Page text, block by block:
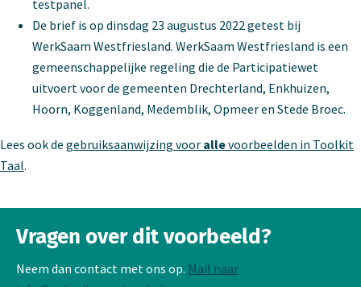
testpanel.
De brief is op dinsdag 23 augustus 2022 getest bij
WerkSaam Westfriesland. WerkSaam Westfriesland is een
gemeenschappelijke regeling die de Participatiewet
uitvoert voor de gemeenten Drechterland, Enkhuizen,
Hoorn, Koggenland, Medemblik, Opmeer en Stede Broec.
Lees ook de gebruiksaanwijzing voor allevoorbeelden in Toolkit
Taal.
Vragen over dit voorbeeld?
Neem dan contact met ons op. Mail naar